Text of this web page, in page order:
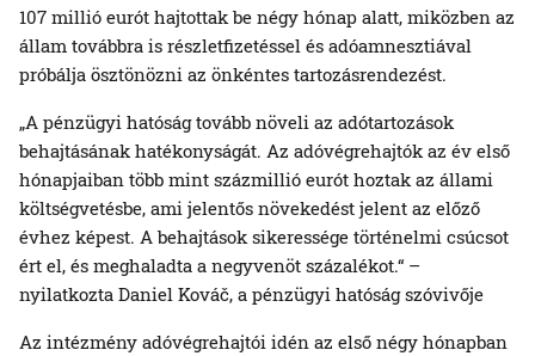
107 millió eurót hajtottak be négy hónap alatt, miközben az
állam továbbra is részletfizetéssel és adóamnesztiával
próbálja ösztönözni az önkéntes tartozásrendezést.
„A pénzügyi hatóság tovább növeli az adótartozások
behajtásának hatékonyságát. Az adóvégrehajtók az év első
hónapjaiban több mint százmillió eurót hoztak az állami
költségvetésbe, ami jelentős növekedést jelent az előző
évhez képest. A behajtások sikeressége történelmi csúcsot
ért el, és meghaladta a negyvenöt százalékot.“ –
nyilatkozta Daniel Kováč, a pénzügyi hatóság szóvivője
Az intézmény adóvégrehajtói idén az első négy hónapban